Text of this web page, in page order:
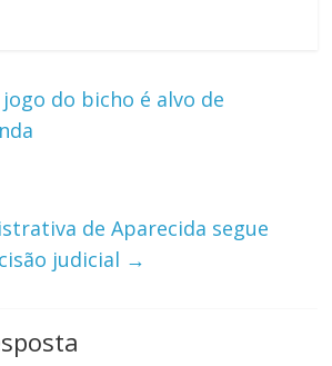
do bicho é alvo de
de Aparecida segue
judicial →